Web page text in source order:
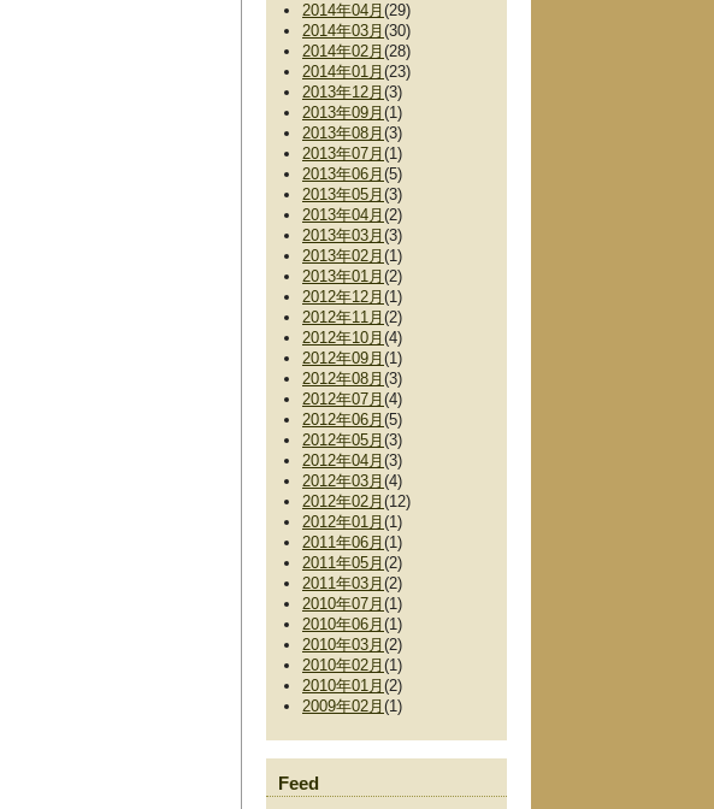
2014年04月 (29)
2014年03月 (30)
2014年02月 (28)
2014年01月 (23)
2013年12月 (3)
2013年09月 (1)
2013年08月 (3)
2013年07月 (1)
2013年06月 (5)
2013年05月 (3)
2013年04月 (2)
2013年03月 (3)
2013年02月 (1)
2013年01月 (2)
2012年12月 (1)
2012年11月 (2)
2012年10月 (4)
2012年09月 (1)
2012年08月 (3)
2012年07月 (4)
2012年06月 (5)
2012年05月 (3)
2012年04月 (3)
2012年03月 (4)
2012年02月 (12)
2012年01月 (1)
2011年06月 (1)
2011年05月 (2)
2011年03月 (2)
2010年07月 (1)
2010年06月 (1)
2010年03月 (2)
2010年02月 (1)
2010年01月 (2)
2009年02月 (1)
Feed